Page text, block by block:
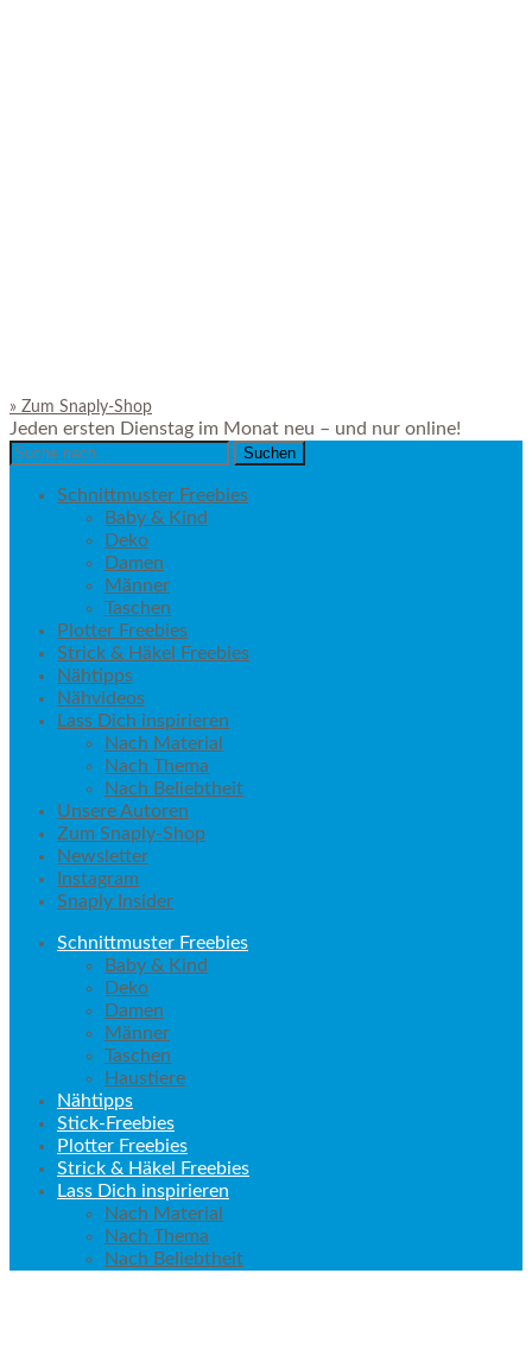
» Zum Snaply-Shop
Jeden ersten Dienstag im Monat neu – und nur online!
Search
Schnittmuster Freebies
Baby & Kind
Deko
Damen
Männer
Taschen
Plotter Freebies
Strick & Häkel Freebies
Nähtipps
Nähvideos
Lass Dich inspirieren
Nach Material
Nach Thema
Nach Beliebtheit
Unsere Autoren
Zum Snaply-Shop
Newsletter
Instagram
Snaply Insider
Schnittmuster Freebies
Baby & Kind
Deko
Damen
Männer
Taschen
Haustiere
Nähtipps
Stick-Freebies
Plotter Freebies
Strick & Häkel Freebies
Lass Dich inspirieren
Nach Material
Nach Thema
Nach Beliebtheit